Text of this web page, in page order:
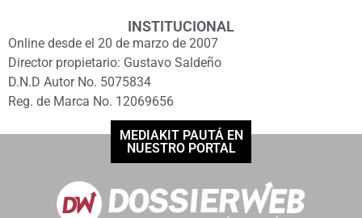
INSTITUCIONAL
Online desde el 20 de marzo de 2007
Director propietario: Gustavo Saldeño
D.N.D Autor No. 5075834
Reg. de Marca No. 12069656
MEDIAKIT PAUTÁ EN
NUESTRO PORTAL